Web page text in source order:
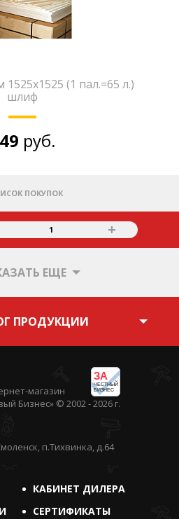
(1 пал.=65 л.)
шлиф
руб.
ПОКУПОК
1 +
ЕЩЕ
ПРОДУКЦИИ
ЗА
ЧЕСТНЫЙ
БИЗНЕС
магазин
Бизнес» © 2002 - 2026 г.
п.Тихвинка, д.64
КАБИНЕТ ДИЛЕРА
СЕРТИФИКАТЫ